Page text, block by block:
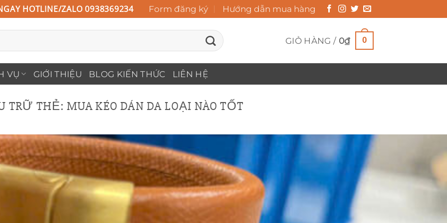
HOTLINE/ZALO 0938369234 Form đăng ký Hướng dẫn mua hàng
GIỎ HÀNG / 0₫ 0
VỤ GIỚI THIỆU BLOG KIẾN THỨC LIÊN HỆ
TRỮ THẺ: MUA KÉO DÁN DA LOẠI NÀO TỐT